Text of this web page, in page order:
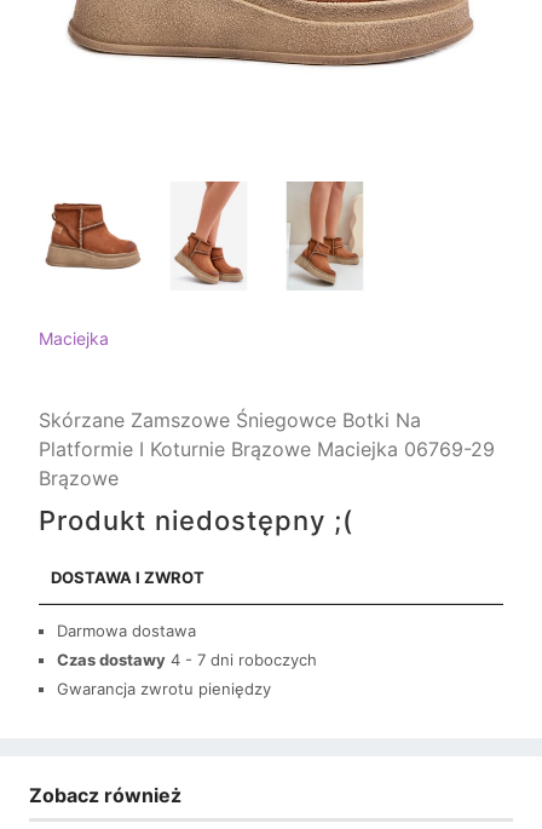
Maciejka
Skórzane Zamszowe Śniegowce Botki Na
Platformie I Koturnie Brązowe Maciejka 06769-29
Brązowe
Produkt niedostępny ;(
DOSTAWA I ZWROT
Darmowa dostawa
Czas dostawy 4 - 7 dni roboczych
Gwarancja zwrotu pieniędzy
Zobacz również